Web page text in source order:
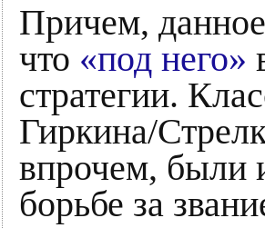
Причем,
что «под него»
стратегии.
Гиркина/
впрочем, были
борьбе за